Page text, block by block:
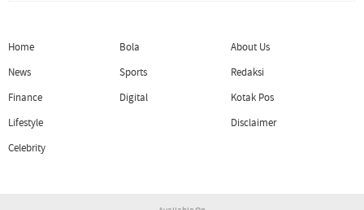
Home
News
Finance
Lifestyle
Celebrity
Bola
Sports
Digital
About Us
Redaksi
Kotak Pos
Disclaimer